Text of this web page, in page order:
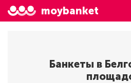
moybanket
Банкеты в